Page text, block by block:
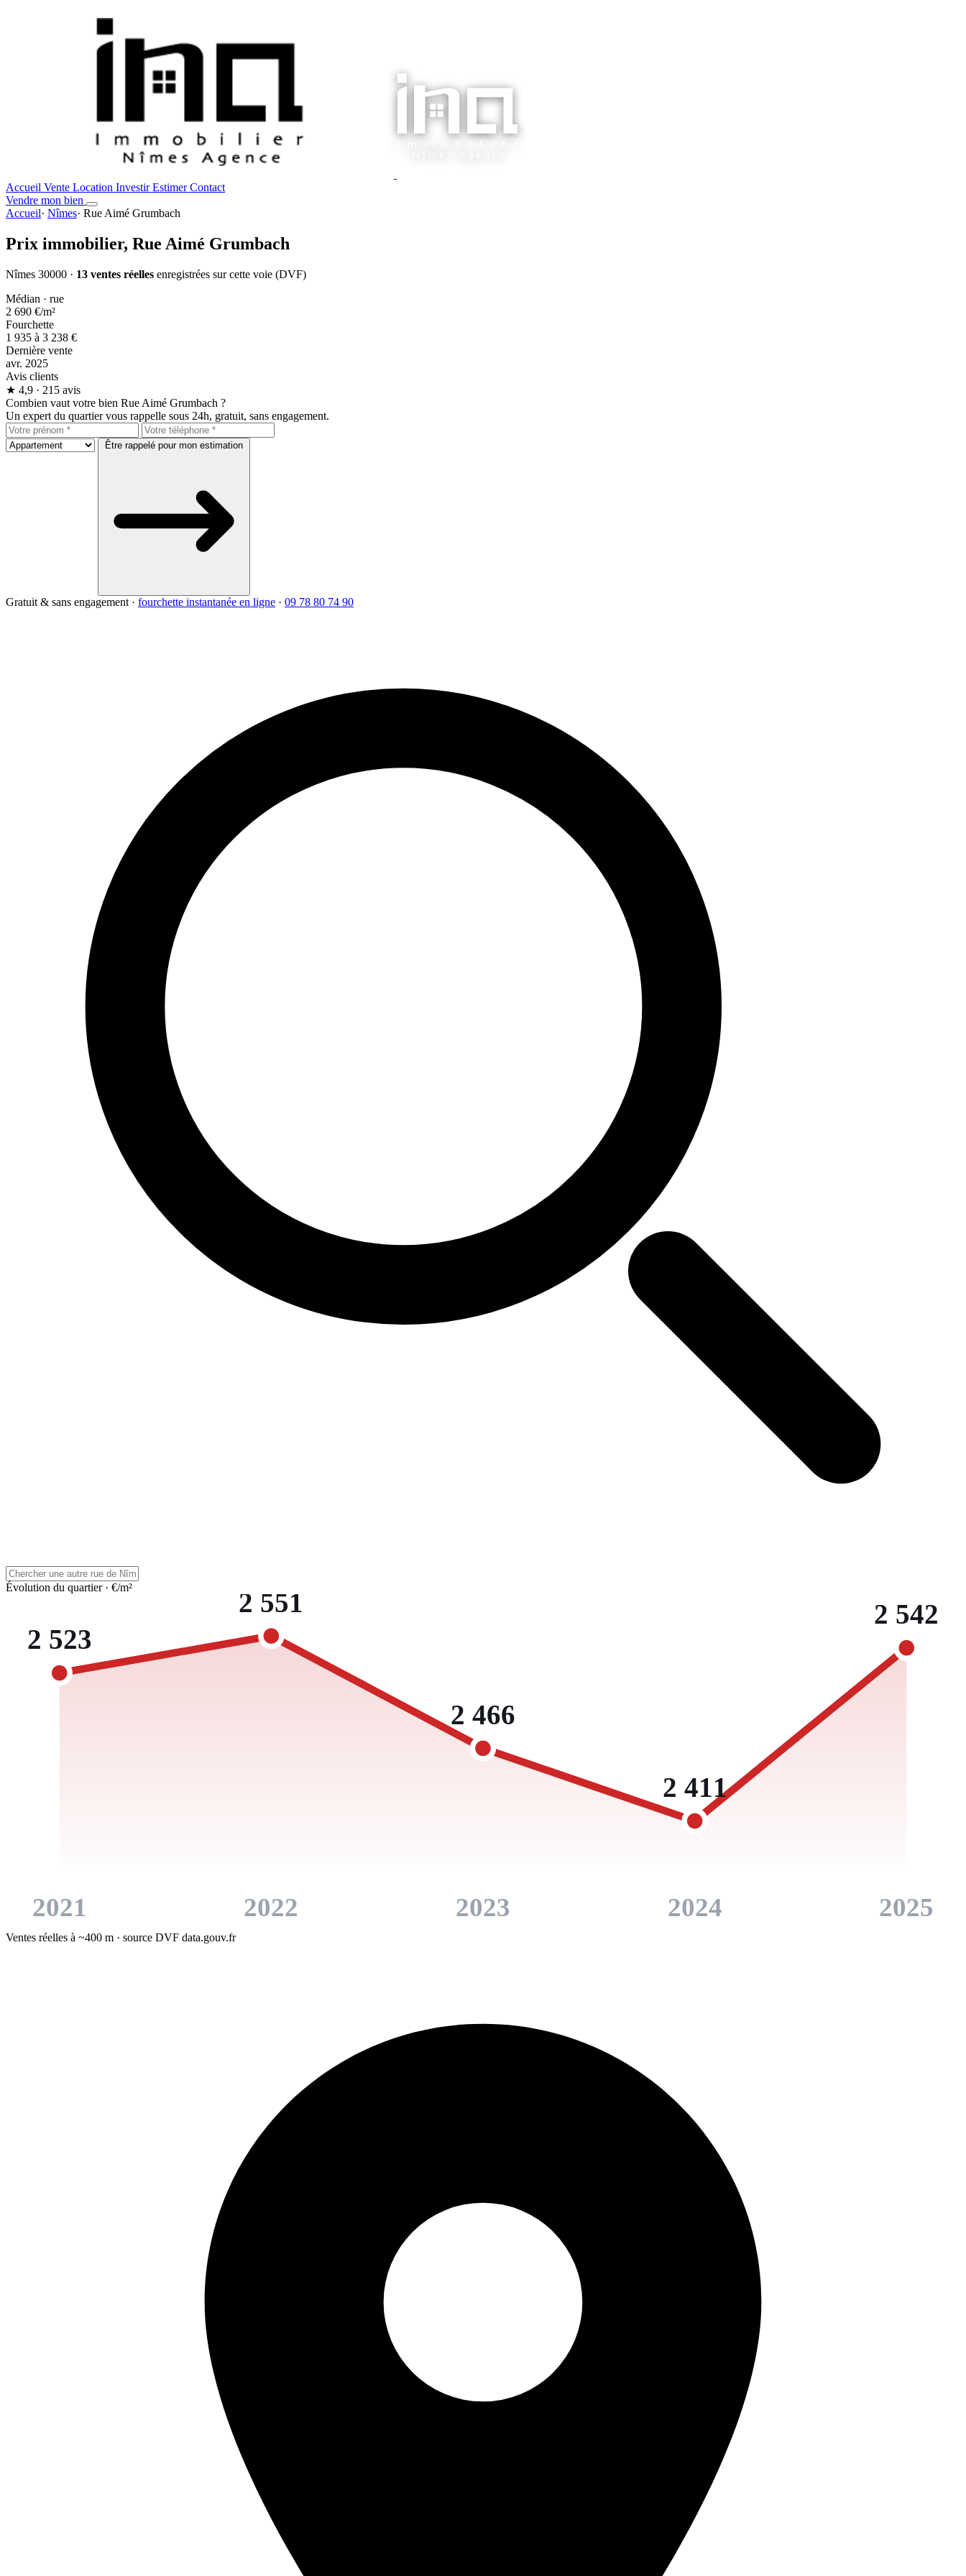
Accueil Vente Location InvestirEstimerContact
Vendre mon bien
Accueil· Nîmes· Rue Aimé Grumbach
Prix immobilier, Rue Aimé Grumbach
Nîmes 30000 · 13 ventes réelles enregistrées sur cette voie (DVF)
Médian · rue
2 690 €/m²
Fourchette
1 935 à 3 238 €
Dernière vente
avr. 2025
Avis clients
★ 4,9 · 215 avis
Combien vaut votre bien Rue Aimé Grumbach ?
Un expert du quartier vous rappelle sous 24h, gratuit, sans engagement.
Être rappelé pour mon estimation
Gratuit & sans engagement · fourchette instantanée en ligne · 09 78 80 74 90
Évolution du quartier · €/m²
2 523
2021
2 551
2022
2 466
2023
2 411
2024
2 542
2025
Ventes réelles à ~400 m · source DVF data.gouv.fr